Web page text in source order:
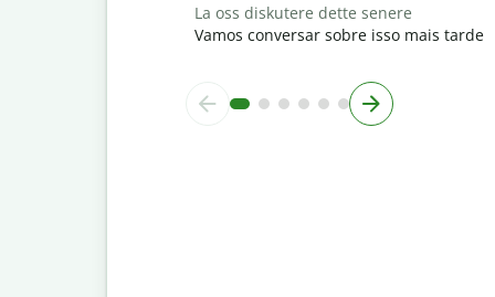
La oss diskutere dette senere
Vamos conversar sobre isso mais tarde